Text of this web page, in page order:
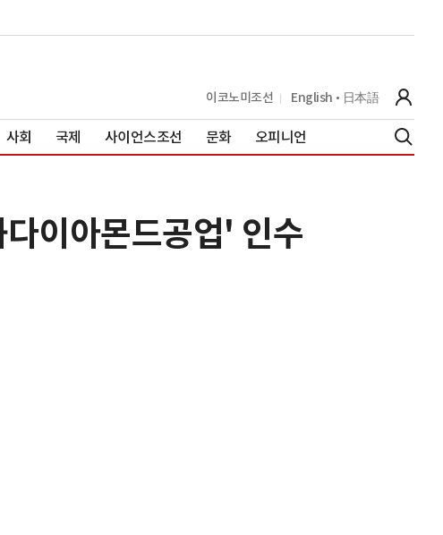
이코노미조선 English 日本語
사회 국제 사이언스조선 문화 오피니언
이아몬드공업' 인수